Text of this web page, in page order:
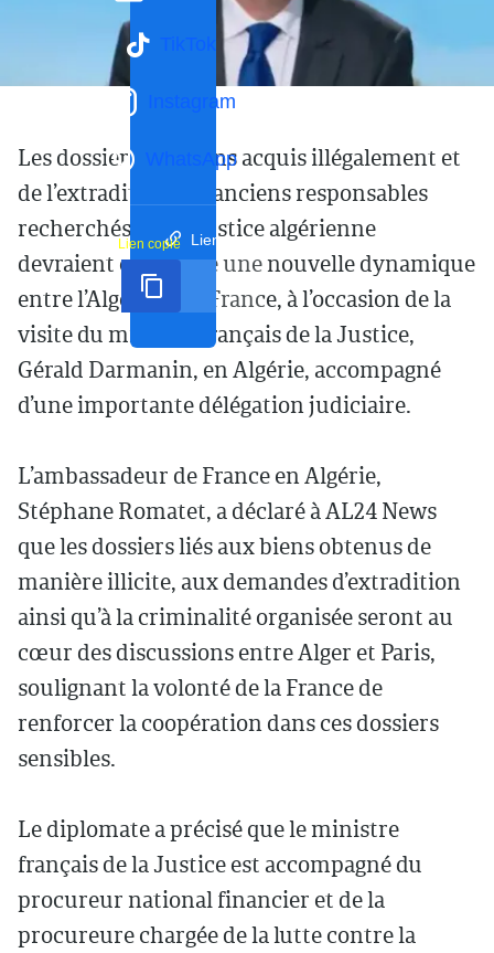
TikTok
Instagram
WhatsApp
Lien court
Lien copié
Les dossiers des biens acquis illégalement et
de l’extradition des anciens responsables
recherchés par la justice algérienne
devraient connaître une nouvelle dynamique
entre l’Algérie et la France, à l’occasion de la
visite du ministre français de la Justice,
Gérald Darmanin, en Algérie, accompagné
d’une importante délégation judiciaire.
L’ambassadeur de France en Algérie,
Stéphane Romatet, a déclaré à AL24 News
que les dossiers liés aux biens obtenus de
manière illicite, aux demandes d’extradition
ainsi qu’à la criminalité organisée seront au
cœur des discussions entre Alger et Paris,
soulignant la volonté de la France de
renforcer la coopération dans ces dossiers
sensibles.
Le diplomate a précisé que le ministre
français de la Justice est accompagné du
procureur national financier et de la
procureure chargée de la lutte contre la